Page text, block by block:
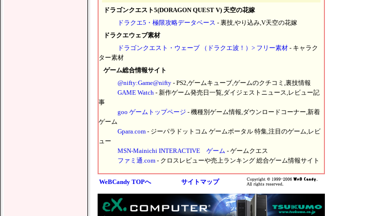
ドラゴンクエスト5(DORAGON QUEST V) 天空の花嫁
ドラクエ5・極限攻略データベース - 裏技,やり込み,V天空の花嫁
ドラクエウェブ素材
ドラゴンクエスト・ウェーブ （ドラクエ波！）> フリー素材 - キャラク
ター素材
ゲーム総合情報サイト
@nifty:Game@nifty - PS2,ゲームキューブ,ゲームのクチコミ,裏技情報
GAME Watch - 新作ゲーム発売日一覧,ダイジェストニュース,レビュー記
事
goo ゲームトップページ - 機種別ゲーム情報,ダウンロードコーナー,新着
ゲーム
Gpara.com - ジーパラドットコム ゲームポータル 特集,注目のゲーム,レビ
ュー
MSN-Mainichi INTERACTIVE ゲーム - ゲームクエス
ファミ通.com - クロスレビューや売上ランキング 総合ゲーム情報サイト
WeBCandy TOPへ サイトマップ